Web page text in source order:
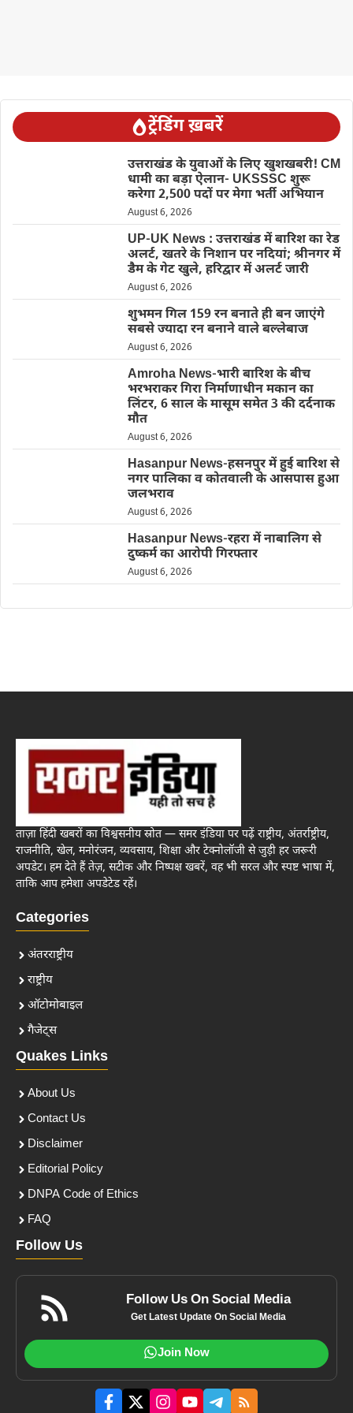
ट्रेंडिंग ख़बरें
उत्तराखंड के युवाओं के लिए खुशखबरी! CM
धामी का बड़ा ऐलान- UKSSSC शुरू
करेगा 2,500 पदों पर मेगा भर्ती अभियान
August 6, 2026
UP-UK News : उत्तराखंड में बारिश का रेड
अलर्ट, खतरे के निशान पर नदियां; श्रीनगर में
डैम के गेट खुले, हरिद्वार में अलर्ट जारी
August 6, 2026
शुभमन गिल 159 रन बनाते ही बन जाएंगे
सबसे ज्यादा रन बनाने वाले बल्लेबाज
August 6, 2026
Amroha News-भारी बारिश के बीच
भरभराकर गिरा निर्माणाधीन मकान का
लिंटर, 6 साल के मासूम समेत 3 की दर्दनाक
मौत
August 6, 2026
Hasanpur News-हसनपुर में हुई बारिश से
नगर पालिका व कोतवाली के आसपास हुआ
जलभराव
August 6, 2026
Hasanpur News-रहरा में नाबालिग से
दुष्कर्म का आरोपी गिरफ्तार
August 6, 2026
ताज़ा हिंदी खबरों का विश्वसनीय स्रोत — समर इंडिया पर पढ़ें राष्ट्रीय, अंतर्राष्ट्रीय,
राजनीति, खेल, मनोरंजन, व्यवसाय, शिक्षा और टेक्नोलॉजी से जुड़ी हर जरूरी
अपडेट। हम देते हैं तेज़, सटीक और निष्पक्ष खबरें, वह भी सरल और स्पष्ट भाषा में,
ताकि आप हमेशा अपडेटेड रहें।
Categories
अंतरराष्ट्रीय
राष्ट्रीय
ऑटोमोबाइल
गैजेट्स
Quakes Links
About Us
Contact Us
Disclaimer
Editorial Policy
DNPA Code of Ethics
FAQ
Follow Us
Follow Us On Social Media
Get Latest Update On Social Media
Join Now